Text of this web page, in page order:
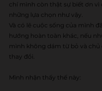
chí mình còn thật sự biết ơn vì
những lựa chọn như vậy.
Và có lẽ cuộc sống của mình
hướng hoàn toàn khác, nếu
mình không dám từ bỏ và chủ
thay đổi.
Mình nhận thấy thế này: